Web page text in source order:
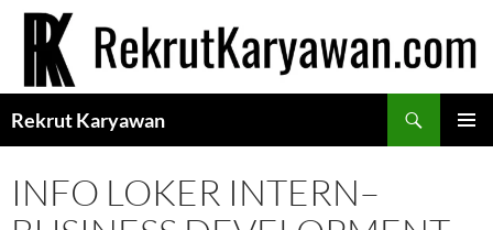
Langsung
Rekrut Karyawan
INFO LOKER INTERN–